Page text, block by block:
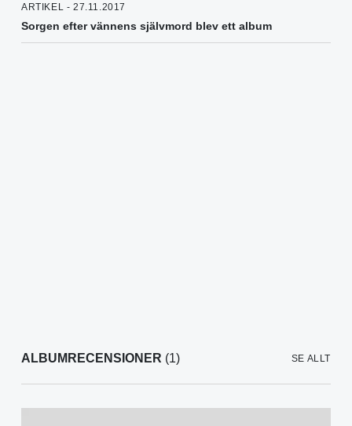
ARTIKEL - 27.11.2017
Sorgen efter vännens självmord blev ett album
ALBUMRECENSIONER (1) SE ALLT